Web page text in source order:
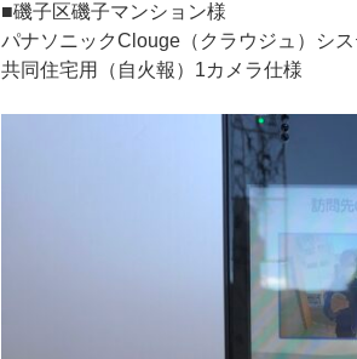
■磯子区磯子マンション様
パナソニックClouge（クラウジュ）シ
共同住宅用（自火報）1カメラ仕様